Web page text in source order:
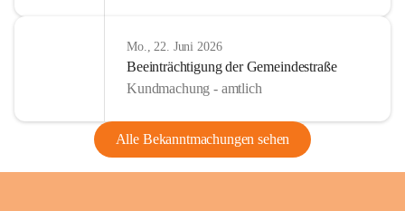
Mo., 22. Juni 2026
Beeinträchtigung der Gemeindestraße
Kundmachung - amtlich
Alle Bekanntmachungen sehen